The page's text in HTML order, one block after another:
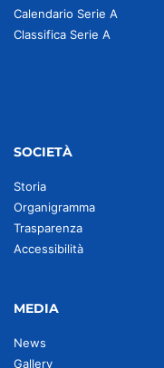
Calendario Serie A
Classifica Serie A
SOCIETÀ
Storia
Organigramma
Trasparenza
Accessibilità
MEDIA
News
Gallery